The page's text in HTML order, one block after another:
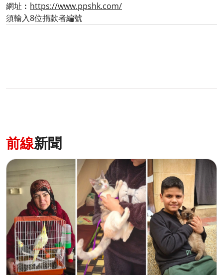
網址︰ https://www.ppshk.com/
須輸入8位捐款者編號
前線新聞